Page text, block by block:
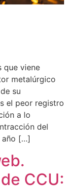
que viene
metalúrgico
su
el peor registro
a lo
del
año […]
CCU: